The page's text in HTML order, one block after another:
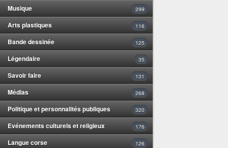
Musique 299
Arts plastiques 116
Bande dessinée 125
Légendaire 35
Savoir faire 131
Médias 268
Politique et personnalités publiques 320
Evénements culturels et religieux 176
Langue corse 126